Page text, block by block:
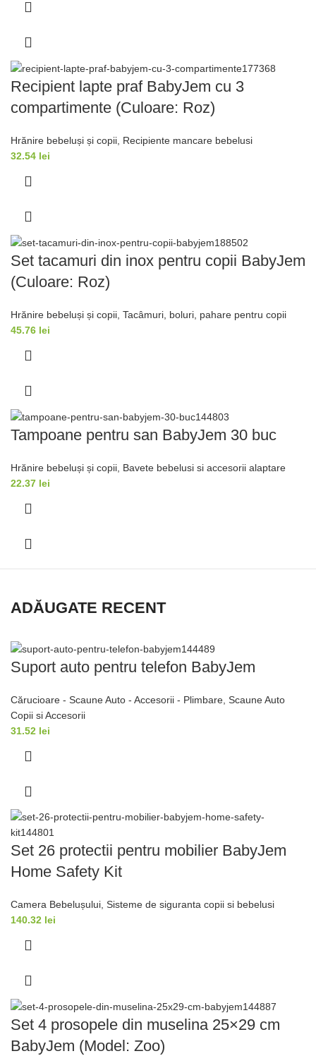
Recipient lapte praf BabyJem cu 3
compartimente (Culoare: Roz)
Hrănire bebeluși și copii Recipiente mancare bebelusi
32.54 lei
Set tacamuri din inox pentru copii BabyJem
(Culoare: Roz)
Hrănire bebeluși și copii Tacâmuri, boluri, pahare pentru copii
45.76 lei
Tampoane pentru san BabyJem 30 buc
Hrănire bebeluși și copii, Bavete bebelusi si accesorii alaptare
22.37 lei
ADĂUGATE RECENT
Suport auto pentru telefon BabyJem
Cărucioare - Scaune Auto - Accesorii - Plimbare Scaune Auto
Copii si Accesorii
31.52 lei
Set 26 protectii pentru mobilier BabyJem
Home Safety Kit
Camera Bebelușului Sisteme de siguranta copii si bebelusi
140.32 lei
Set 4 prosopele din muselina 25×29 cm
BabyJem (Model: Zoo)